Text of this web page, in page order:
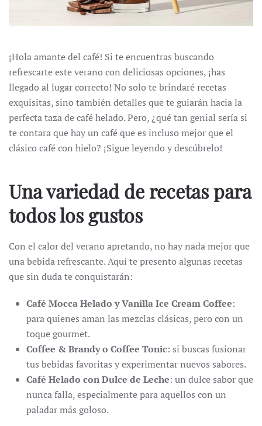
¡Hola amante del café! Si te encuentras buscando
refrescarte este verano con deliciosas opciones, ¡has
llegado al lugar correcto! No solo te brindaré recetas
exquisitas, sino también detalles que te guiarán hacia la
perfecta taza de café helado. Pero, ¿qué tan genial sería si
te contara que hay un café que es incluso mejor que el
clásico café con hielo? ¡Sigue leyendo y descúbrelo!
Una variedad de recetas para
todos los gustos
Con el calor del verano apretando, no hay nada mejor que
una bebida refrescante. Aquí te presento algunas recetas
que sin duda te conquistarán:
Café Mocca Helado y Vanilla Ice Cream Coffee:
para quienes aman las mezclas clásicas, pero con un
toque gourmet.
Coffee & Brandy o Coffee Tonic: si buscas fusionar
tus bebidas favoritas y experimentar nuevos sabores.
Café Helado con Dulce de Leche: un dulce sabor que
nunca falla, especialmente para aquellos con un
paladar más goloso.